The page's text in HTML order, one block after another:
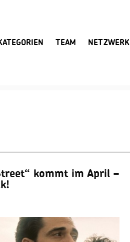
TEAM NETZWERK
kommt im April –